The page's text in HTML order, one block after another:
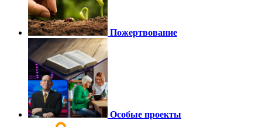
Пожертвование
Особые проекты